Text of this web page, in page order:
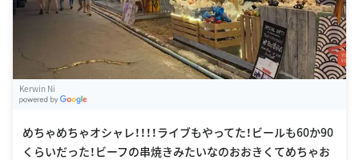
Kerwin Ni
めちゃめちゃオシャレ！！！！ライブもやってた！ビールも60か90
くらいだった！ビーフの串焼きみたいなのおおきくてめちゃお